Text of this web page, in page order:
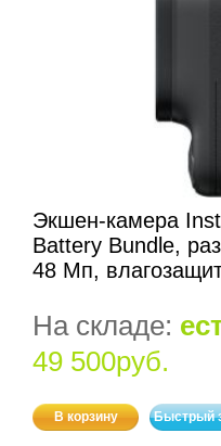
Экшен-камера
Battery Bundle,
48 Мп,
На складе:
49 500руб.
В корзину Быстрый